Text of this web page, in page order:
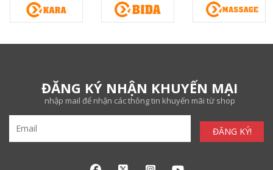
ĐĂNG KÝ NHẬN KHUYẾN MẠI
nhập mail để nhận các thông tin khuyến mãi từ shop
ĐĂNG KÝ!